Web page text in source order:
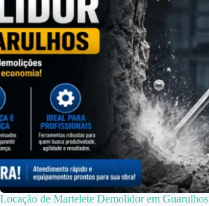
Locação de Martelete Demolidor em Guarulhos